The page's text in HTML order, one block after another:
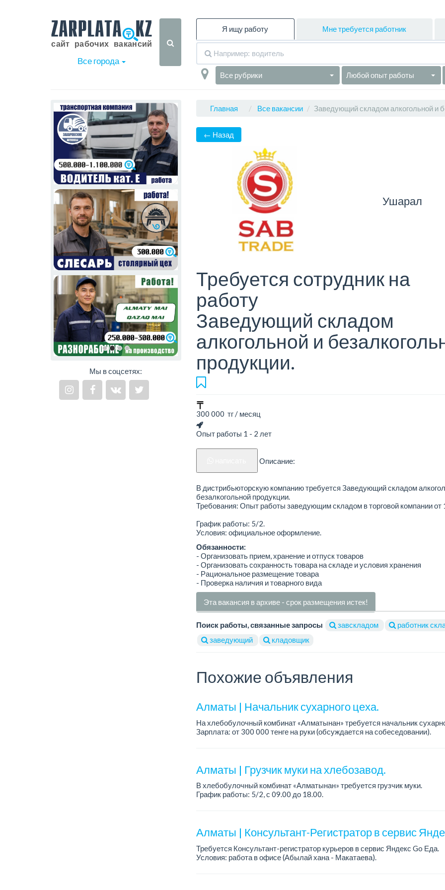
Все города
Я ищу работу Мне требуется работник
Все рубрики Любой опыт работы
Мы в соцсетях:
Главная Все вакансии Заведующий складом алкогольной и
← Назад
Ушарал
Требуется сотрудник на
работу
Заведующий складом
алкогольной и
продукции.
300 000 тг / месяц
Опыт работы 1 - 2 лет
Описание:
В дистрибьюторскую компанию требуется Заведующий складом
безалкогольной продукции.
Требования: Опыт работы заведующим складом в торговой компании от
График работы: 5/2.
Условия: официальное оформление.
Обязанности:
- Организовать прием, хранение и отпуск товаров
- Организовать сохранность товара на складе и условия хранения
- Рациональное размещение товара
- Проверка наличия и товарного вида
Эта вакансия в архиве - срок размещения истек!
Поиск работы, связанные запросы завскладом
работник
заведующий
кладовщик
Похожие объявления
Алматы | Начальник сухарного цеха.
На хлебобулочный комбинат «Алматынан» требуется начальник
Зарплата: от 300 000 тенге на руки (обсуждается на собеседовании).
Алматы | Грузчик муки на хлебозавод.
В хлебобулочный комбинат «Алматынан» требуется грузчик муки.
График работы: 5/2, с 09.00 до 18.00.
Алматы | Консультант-Регистратор в сервис
Требуется Консультант-регистратор курьеров в сервис Яндекс Go Еда.
Условия: работа в офисе (Абылай хана - Макатаева).